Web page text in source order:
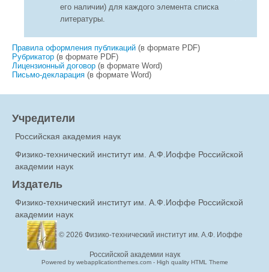
его наличии) для каждого элемента списка
литературы.
Правила оформления публикаций (в формате PDF)
Рубрикатор (в формате PDF)
Лицензионный договор (в формате Word)
Письмо-декларация (в формате Word)
Учредители
Российская академия наук
Физико-технический институт им. А.Ф.Иоффе Российской
академии наук
Издатель
Физико-технический институт им. А.Ф.Иоффе Российской
академии наук
© 2026 Физико-технический институт им. А.Ф. Иоффе
Российской академии наук
Powered by webapplicationthemes.com - High quality HTML Theme